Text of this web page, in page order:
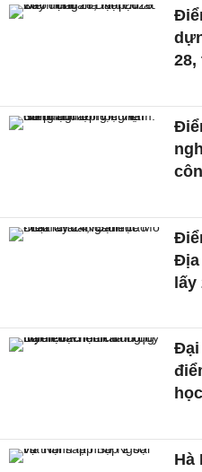
28,
Địa
lấy
Đại
Hà